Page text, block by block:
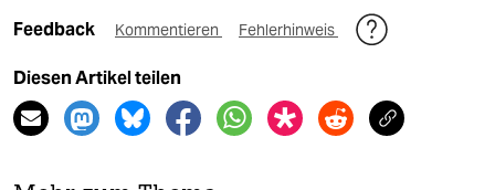
Feedback Kommentieren Fehlerhinweis
Diesen Artikel teilen